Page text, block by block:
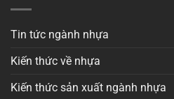
Tin tức ngành nhựa
Kiến thức về nhựa
Kiến thức sản xuất ngành nhựa